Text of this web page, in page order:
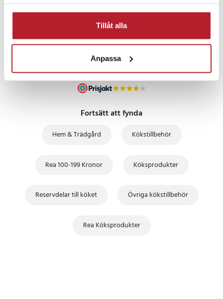
Tillåt alla
Anpassa
UTFÖRSÄLJNING
Fortsätt att fynda
Hem & Trädgård Kökstillbehör
Rea 100-199 Kronor Köksprodukter
Reservdelar till köket Övriga kökstillbehör
Rea Köksprodukter